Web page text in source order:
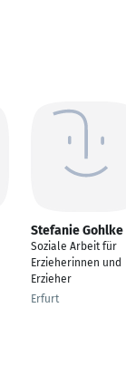
Stefanie Gohlke
Soziale Arbeit für
Erzieherinnen und
Erzieher
Erfurt